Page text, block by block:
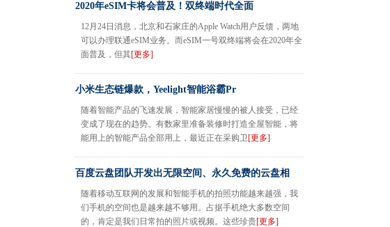
2020年eSIM卡将会普及！双终端时代全面
12月24日消息，北京和石家庄的Apple Watch用户反馈，两地
可以办理联通eSIM业务。而eSIM一号双终端将会在2020年全
面普及，但其[更多]
小米生态链爆款，Yeelight智能浴霸Pr
随着智能产品的飞速发展，智能家居慢慢的被人接受，已经
变成了现在的趋势。有数家里准备装修时打造全屋智能，将
能用上的智能产品全部用上，最近正在采购卫[更多]
百度云盘团队开发出无限空间、永久免费的云盘相
随着移动互联网的发展和智能手机的拍照功能越来越强，我
们手机的空间也是越来越不够用。占据手机绝大多数空间
的，肯定是我们日常拍的照片或视频。这些珍贵[更多]